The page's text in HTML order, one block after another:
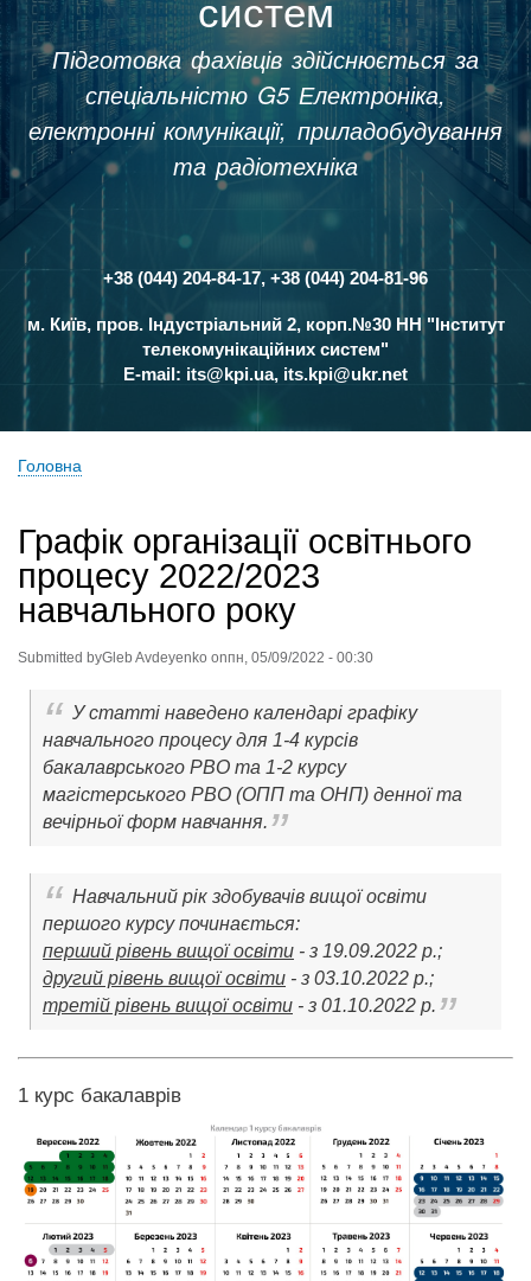
систем
Підготовка фахівців здійснюється за
спеціальністю G5 Електроніка,
електронні комунікації, приладобудування
та радіотехніка
Контакти
+38 (044) 204-84-17, +38 (044) 204-81-96
м. Київ, пров. Індустріальний 2, корп.№30 НН "Інститут
телекомунікаційних систем"
E-mail: its@kpi.ua, its.kpi@ukr.net
Головна
Графік організації освітнього
процесу 2022/2023
навчального року
Submitted byGleb Avdeyenko onпн, 05/09/2022 - 00:30
У статті наведено календарі графіку
навчального процесу для 1-4 курсів
бакалаврського РВО та 1-2 курсу
магістерського РВО (ОПП та ОНП) денної та
вечірньої форм навчання.
Навчальний рік здобувачів вищої освіти
першого курсу починається:
перший рівень вищої освіти - з 19.09.2022 р.;
другий рівень вищої освіти - з 03.10.2022 р.;
третій рівень вищої освіти - з 01.10.2022 р.
1 курс бакалаврів